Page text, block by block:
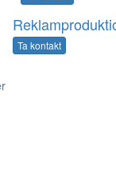
Ta kontakt